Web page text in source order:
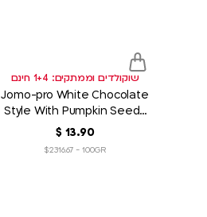
שוקולדים וממתקים: 1+4 חינם
Jomo-pro White Chocolate
Style With Pumpkin Seeds
And Peanut 3x60g
13.90
$
$2316.67 - 100GR